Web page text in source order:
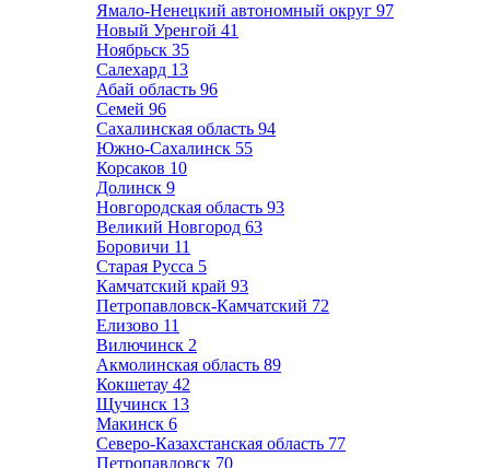
Ямало-Ненецкий автономный округ 97
Новый Уренгой 41
Ноябрьск 35
Салехард 13
Абай область 96
Семей 96
Сахалинская область 94
Южно-Сахалинск 55
Корсаков 10
Долинск 9
Новгородская область 93
Великий Новгород 63
Боровичи 11
Старая Русса 5
Камчатский край 93
Петропавловск-Камчатский 72
Елизово 11
Вилючинск 2
Акмолинская область 89
Кокшетау 42
Щучинск 13
Макинск 6
Северо-Казахстанская область 77
Петропавловск 70